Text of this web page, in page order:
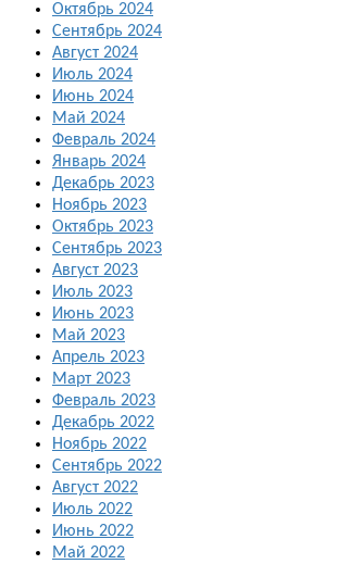
Октябрь 2024
Сентябрь 2024
Август 2024
Июль 2024
Июнь 2024
Май 2024
Февраль 2024
Январь 2024
Декабрь 2023
Ноябрь 2023
Октябрь 2023
Сентябрь 2023
Август 2023
Июль 2023
Июнь 2023
Май 2023
Апрель 2023
Март 2023
Февраль 2023
Декабрь 2022
Ноябрь 2022
Сентябрь 2022
Август 2022
Июль 2022
Июнь 2022
Май 2022